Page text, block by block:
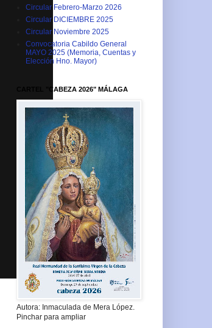
Circular Febrero-Marzo 2026
Circular DICIEMBRE 2025
Circular Noviembre 2025
Convocatoria Cabildo General
MAYO 2025 (Memoria, Cuentas y
Elección Hno. Mayor)
CARTEL "CABEZA 2026" MÁLAGA
Autora: Inmaculada de Mera López.
Pinchar para ampliar